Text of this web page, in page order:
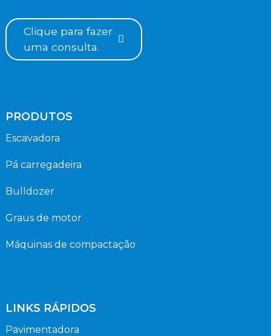
Clique para fazer
uma consulta.
PRODUTOS
Escavadora
Pá carregadeira
Bulldozer
Graus de motor
Máquinas de compactação
LINKS RÁPIDOS
Pavimentadora